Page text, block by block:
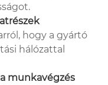
hogy a gyártó
hálózattal
munkavégzés